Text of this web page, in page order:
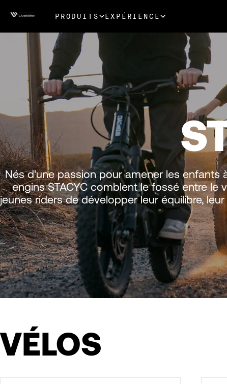
PRODUITS EXPÉRIENCE
Nés d'une passion pour amener les enfants
engins STACYC comblent le fossé entre
jeunes riders de développer leur équilibre,
VÉLOS